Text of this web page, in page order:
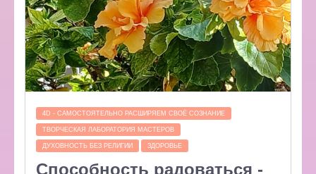
4D - САМОСТОЯТЕЛЬНО РАСШИРЯЕМ СВОЁ СОЗНАНИЕ
ТВОРЧЕСКАЯ ЛАБОРАТОРИЯ МАСТЕРОВ
ДУХОВНОСТЬ БЕЗ РЕЛИГИИ ЗДОРОВЬЕ
Способность радоваться -